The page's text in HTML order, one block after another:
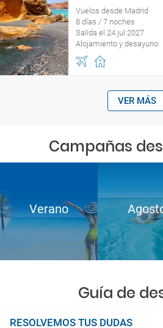
Vuelos desde Madrid
8 días / 7 noches
Salida el 24 jul 2027
Alojamiento y desayuno
VER MÁS
Campañas
Verano
Guía de
RESOLVEMOS TUS DUDAS